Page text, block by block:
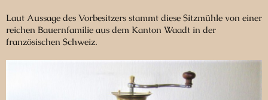
Laut Aussage des Vorbesitzers stammt diese Sitzmühle von einer
reichen Bauernfamilie aus dem Kanton Waadt in der
französischen Schweiz.